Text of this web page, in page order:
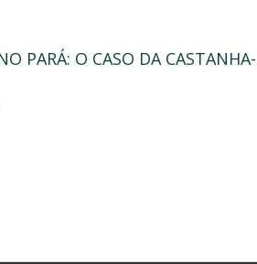
PARÁ: O CASO DA